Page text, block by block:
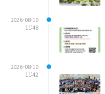
2026-08-10
11:48
2026-08-10
11:42